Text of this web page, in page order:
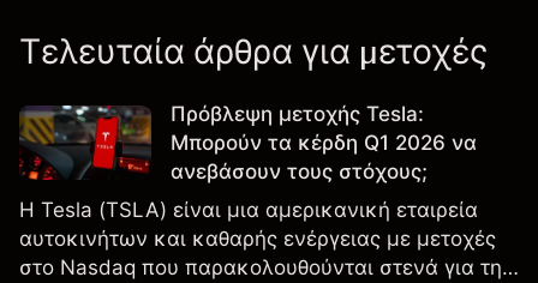
Τελευταία άρθρα για μετοχές
Πρόβλεψη μετοχής Tesla:
Μπορούν τα κέρδη Q1 2026 να
ανεβάσουν τους στόχους;
Η Tesla (TSLA) είναι μια αμερικανική εταιρεία
αυτοκινήτων και καθαρής ενέργειας με μετοχές
στο Nasdaq που παρακολουθούνται στενά για την